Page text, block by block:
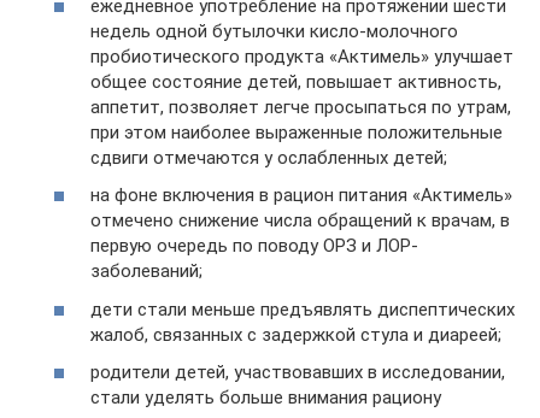
ежедневное употребление на протяжении шести
недель одной бутылочки кисло-молочного
пробиотического продукта «Актимель» улучшает
общее состояние детей, повышает активность,
аппетит, позволяет легче просыпаться по утрам,
при этом наиболее выраженные положительные
сдвиги отмечаются у ослабленных детей;
на фоне включения в рацион питания «Актимель»
отмечено снижение числа обращений к врачам, в
первую очередь по поводу ОРЗ и ЛОР-
заболеваний;
дети стали меньше предъявлять диспептических
жалоб, связанных с задержкой стула и диареей;
родители детей, участвовавших в исследовании,
стали уделять больше внимания рациону